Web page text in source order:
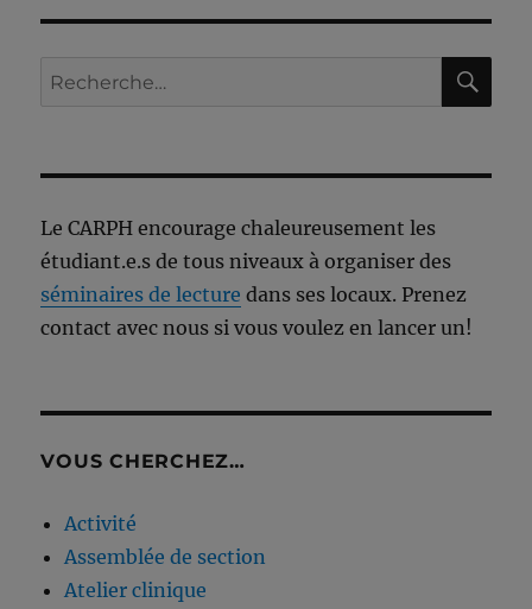
Recherche
Le CARPH encourage chaleureusement les
étudiant.e.s de tous niveaux à organiser des
séminaires de lecture dans ses locaux. Prenez
contact avec nous si vous voulez en lancer un!
VOUS CHERCHEZ…
Activité
Assemblée de section
Atelier clinique